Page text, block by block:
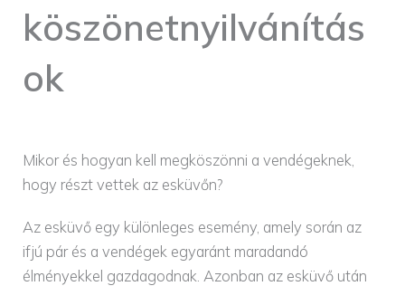
köszönetnyilvánítás
ok
Mikor és hogyan kell megköszönni a vendégeknek,
hogy részt vettek az esküvőn?
Az esküvő egy különleges esemény, amely során az
ifjú pár és a vendégek egyaránt maradandó
élményekkel gazdagodnak. Azonban az esküvő után